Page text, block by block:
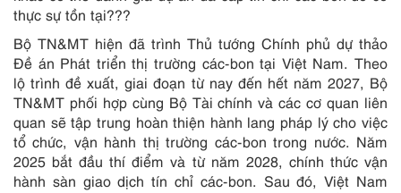
thực sự tồn tại???
Bộ TN&MT hiện đã trình Thủ tướng Chính phủ dự thảo
Đề án Phát triển thị trường các-bon tại Việt Nam. Theo
lộ trình đề xuất, giai đoạn từ nay đến hết năm 2027, Bộ
TN&MT phối hợp cùng Bộ Tài chính và các cơ quan liên
quan sẽ tập trung hoàn thiện hành lang pháp lý cho việc
tổ chức, vận hành thị trường các-bon trong nước. Năm
2025 bắt đầu thí điểm và từ năm 2028, chính thức vận
hành sàn giao dịch tín chỉ các-bon. Sau đó, Việt Nam